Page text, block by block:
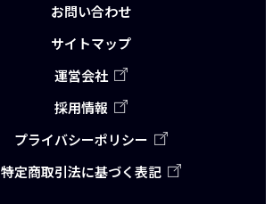
お問い合わせ
サイトマップ
運営会社
採用情報
プライバシーポリシー
特定商取引法に基づく表記